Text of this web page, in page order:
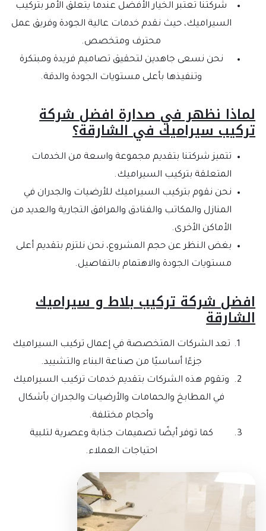
شركتنا تعتبر الخيار الأفضل عندما يتعلق الأمر بتركيب
السيراميك، حيث نقدم خدمات عالية الجودة وفريق عمل
محترف ومتخصص.
نحن نسعى جاهدين لتحقيق تصاميم فريدة ومبتكرة
وتنفيذها بأعلى مستويات الجودة والدقة.
نظهر في صدارة افضل شركة
سيراميك في الشارقة؟
تتميز شركتنا بتقديم مجموعة واسعة من الخدمات
المتعلقة بتركيب السيراميك.
نحن نقوم بتركيب السيراميك للأرضيات والجدران في
المنازل والمكاتب والفنادق والمرافق التجارية والعديد من
الأماكن الأخرى.
بغض النظر عن حجم المشروع، نحن نلتزم بتقديم أعلى
مستويات الجودة والاهتمام بالتفاصيل.
شركة تركيب بلاط و سيراميك
تعد الشركات المتخصصة في إعمال تركيب السيراميك
جزءًا أساسيًا من صناعة البناء والتشييد.
وتقوم هذه الشركات بتقديم خدمات تركيب السيراميك
في المطابخ والحمامات والأرضيات والجدران بأشكال
وأحجام مختلفة.
كما توفر أيضًا تصميمات جذابة وعصرية لتلبية
احتياجات العملاء.